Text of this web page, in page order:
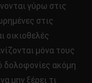
γύρω στις
στις
οικιοθελές
μόνα τους
δολοφονίες ακόμη
μην ξέρει τι